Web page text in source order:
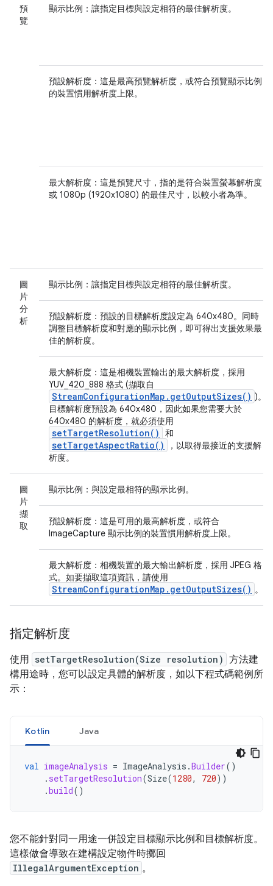
預
覽
顯示比例： 讓指定目標與設定相符的最佳解析度。
預設解析度： 這是最高預覽解析度，或符合預覽顯示比例
的裝置慣用解析度上限。
最大解析度： 這是預覽尺寸，指的是符合裝置螢幕解析度
或 1080p (1920x1080) 的最佳尺寸，以較小者為準。
圖
片
分
析
顯示比例： 讓指定目標與設定相符的最佳解析度。
預設解析度： 預設的目標解析度設定為 640x480。同時
調整目標解析度和對應的顯示比例，即可得出支援效果最
佳的解析度。
最大解析度： 這是相機裝置輸出的最大解析度，採用
YUV_420_888 格式 (擷取自
StreamConfigurationMap.getOutputSizes() )。
目標解析度預設為 640x480，因此如果您需要大於
640x480 的解析度，就必須使用
setTargetResolution() 和
setTargetAspectRatio()
，以取得最接近的支援解
析度。
圖
片
擷
取
顯示比例： 與設定最相符的顯示比例。
預設解析度： 這是可用的最高解析度，或符合
ImageCapture 顯示比例的裝置慣用解析度上限。
最大解析度： 相機裝置的最大輸出解析度，採用 JPEG 格
式。如要擷取這項資訊，請使用
StreamConfigurationMap.getOutputSizes() 。
指定解析度
使用 setTargetResolution(Size resolution) 方法建
構用途時，您可以設定具體的解析度，如以下程式碼範例所
示：
Kotlin Java
val imageAnalysis = ImageAnalysis .Builder()
. setTargetResolution(Size(1280, 720))
.build()
您不能針對同一用途一併設定目標顯示比例和目標解析度。
這樣做會導致在建構設定物件時擲回
IllegalArgumentException 。